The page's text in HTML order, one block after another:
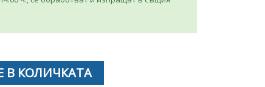
В КОЛИЧКАТА